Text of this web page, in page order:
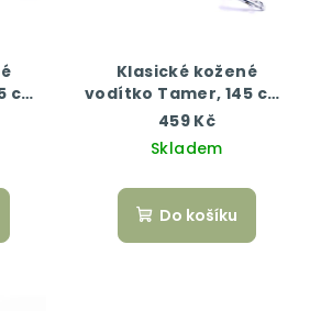
Klasické kožené
vodítko Tamer, 145 cm,
červená
459 Kč
Skladem
Do košíku